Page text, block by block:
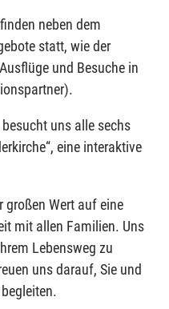
neben dem
statt, wie der
und Besuche in
uns alle sechs
eine interaktive
großen Wert auf eine
mit allen Familien. Uns
Lebensweg zu
uns darauf, Sie und